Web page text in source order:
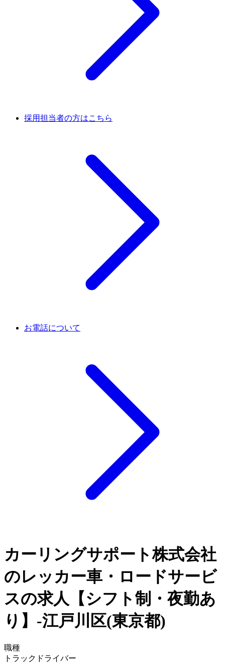
採用担当者の方はこちら
お電話について
カーリングサポート株式会社
のレッカー車・ロードサービ
スの求人【シフト制・夜勤あ
り】-江戸川区(東京都)
職種
トラックドライバー